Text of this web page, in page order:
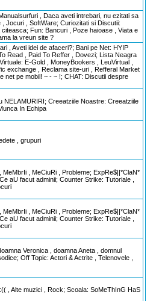
, Daca aveti intrebari, nu ezitati sa
Jocuri , SoftWare; Curiozitati si Discutii:
Fun: Bancuri , Poze haioase , Viata e
la vreun site ?
, Aveti idei de afaceri?; Bani pe Net: HYIP
Read , Paid To Reffer , Dovezi; Lista Neagra
E-Gold , MoneyBookers , LeuVirtual ,
exchange , Reclama site-uri , Refferal Market
net pe mobil! ~ - ~ !; CHAT: Discutii despre
NELAMURIRI; Creeatziile Noastre: Creeatziile
In Echipa
, grupuri
, MeCiuRi , Probleme; ExpRe$||*ClaN*
aU facut adminii; Counter Strike: Tutoriale ,
, MeCiuRi , Probleme; ExpRe$||*ClaN*
aU facut adminii; Counter Strike: Tutoriale ,
Veronica , doamna Aneta , domnul
Off Topic: Actori & Actrite , Telenovele ,
, Alte muzici , Rock; Scoala: SoMeThInG HaS